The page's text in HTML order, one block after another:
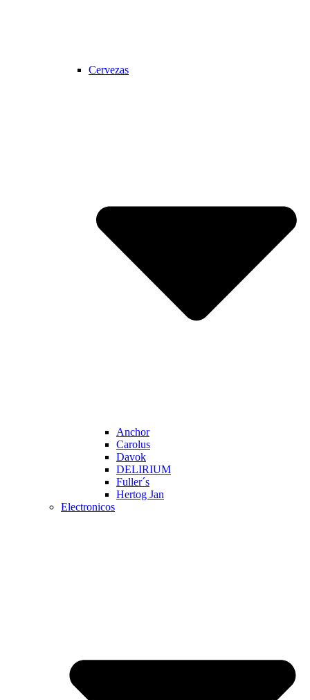
Cervezas
Anchor
Carolus
Davok
DELIRIUM
Fuller´s
Hertog Jan
Electronicos